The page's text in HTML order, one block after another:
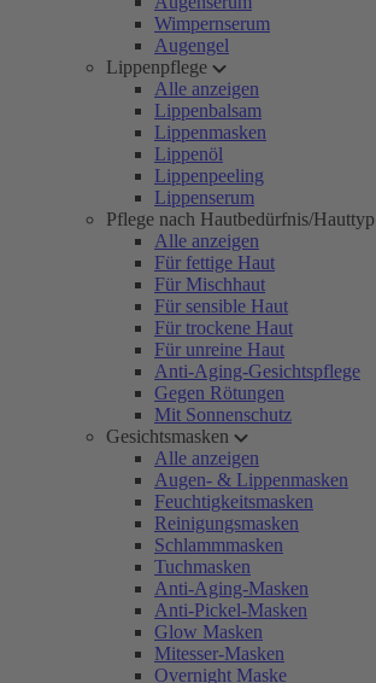
Wimpernserum
Augengel
Lippenpflege
Alle anzeigen
Lippenbalsam
Lippenmasken
Lippenöl
Lippenpeeling
Lippenserum
Pflege nach Hautbedürfnis/Hauttyp
Alle anzeigen
Für fettige Haut
Für Mischhaut
Für sensible Haut
Für trockene Haut
Für unreine Haut
Anti-Aging-Gesichtspflege
Gegen Rötungen
Mit Sonnenschutz
Gesichtsmasken
Alle anzeigen
Augen- & Lippenmasken
Feuchtigkeitsmasken
Reinigungsmasken
Schlammmasken
Tuchmasken
Anti-Aging-Masken
Anti-Pickel-Masken
Glow Masken
Mitesser-Masken
Overnight Maske